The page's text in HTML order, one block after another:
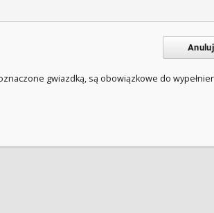
Anuluj
gwiazdką, są obowiązkowe do